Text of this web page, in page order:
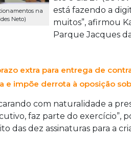
na
Neto)
está fazendo a
muitos”, afirmou
Parque Jacques
extra para entrega de
e impõe derrota à oposição
com naturalidade a
faz parte do exercício”,
das dez assinaturas para a